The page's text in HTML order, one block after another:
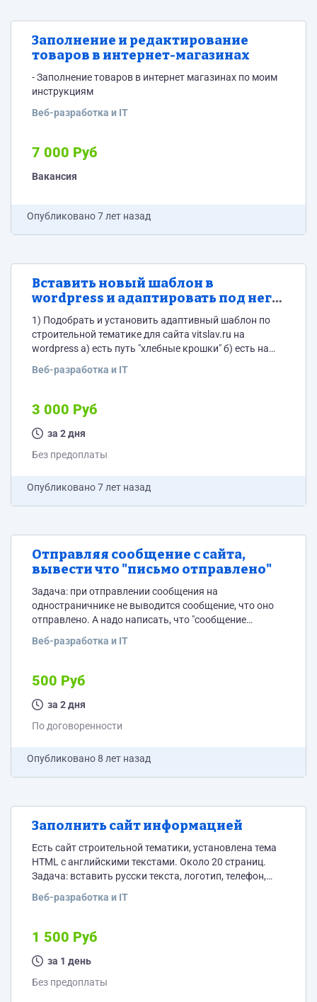
Заполнение и редактирование
товаров в интернет-магазинах
- Заполнение товаров в интернет магазинах по моим
инструкциям
Веб-разработка и IT
7 000 Руб
Вакансия
Опубликовано7 лет назад
Вставить новый шаблон в
wordpress и адаптировать под него
небольшой сайт
1) Подобрать и установить адаптивный шаблон по
строительной тематике для сайта vitslav.ru на
wordpress а) есть путь "хлебные крошки" б) есть на
звонок" 2) Пункты меню: главная - цены - услуги -
-Реконструкция коттеджей и домов -Строительство
коттеджей -Инженерные cистемы -Отделка домов и
квартир -Лестницы -Светопрозрачные конструкции
-Благоустройство...
Веб-разработка и IT
3 000 Руб
за 2 дня
Без предоплаты
Опубликовано7 лет назад
Отправляя сообщение с сайта,
вывести что "письмо отправлено"
Задача: при отправлении сообщения на
одностраничнике не выводится сообщение, что оно
отправлено. А надо написать, что "сообщение
сообщение отправляется корректно, также
форма работала нормально, при переезде на новый
хостинг что-то изменилось. Пробовали на разных
версиях PHP, то же самое. Сейчас PHP 5.6 часть кода
left"></div> <button type="submit"...
Веб-разработка и IT
500 Руб
за 2 дня
По договоренности
Опубликовано8 лет назад
Заполнить сайт информацией
Есть сайт строительной тематики, установлена тема
HTML с английскими текстами. Около 20 страниц.
Задача: вставить русски текста, логотип, телефон,
качественный. Сайт полностью на HTML+javascript.
повторяющихся элементов (телефон, адрес, e-mail,
логотип, название фирмы, счётчики) вставляем php
конструкцию - include('tel.txt') и т.п. Информация есть
доноры
Веб-разработка и IT
1 500 Руб
за 1 день
Без предоплаты